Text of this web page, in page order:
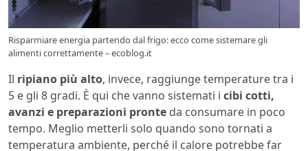
Risparmiare energia partendo dal frigo: ecco come sistemare gli
alimenti correttamente – ecoblog.it
Il ripiano più alto, invece, raggiunge temperature tra i
5 e gli 8 gradi. È qui che vanno sistemati i cibi cotti,
avanzi e preparazioni pronte da consumare in poco
tempo. Meglio metterli solo quando sono tornati a
temperatura ambiente, perché il calore potrebbe far